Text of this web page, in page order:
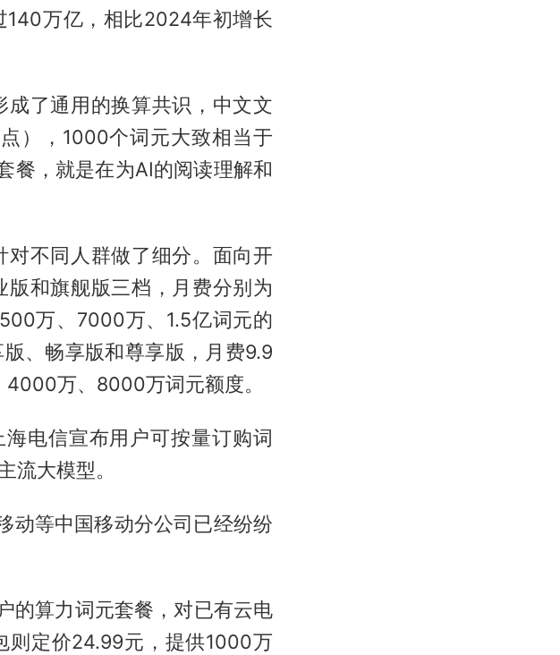
万亿，相比2024年初增长
了通用的换算共识，中文文
），1000个词元大致相当于
餐，就是在为AI的阅读理解和
不同人群做了细分。面向开
和旗舰版三档，月费分别为
万、7000万、1.5亿词元的
、畅享版和尊享版，月费9.9
万、8000万词元额度。
电信宣布用户可按量订购词
流大模型。
动等中国移动分公司已经纷纷
的算力词元套餐，对已有云电
则定价24.99元，提供1000万